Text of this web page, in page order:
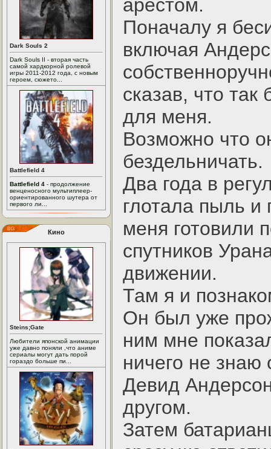
Dark Souls 2
Dark Souls II - вторая часть
самой хардкорной ролевой
игры 2011-2012 года, с новым
героем, сюжето...
Battlefield 4
Battlefield 4 - продолжение
венценосного мультиплеер-
ориентированного шутера от
первого ли...
Кино
Steins;Gate
Любители японской анимации
уже давно поняли ,что аниме
сериалы могут дать порой
гораздо больше пи...
арестом.
Поначалу я
включая
сказав, что
для меня.
Возможно что
бездельничать.
Два года в
глотала пыль и
меня готовили
спутников
движении.
Там я и
Он был уже
ним мне
ничего не знаю
Девид
другом.
Затем